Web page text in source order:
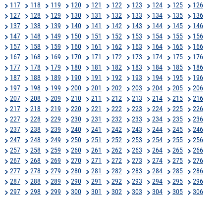
117
118 119 120 121 122 123 124 125
126
127
128 129 130 131 132 133 134 135
136
137
138 139 140 141 142 143 144 145
146
147
148 149 150 151 152 153 154 155
156
157
158 159 160 161 162 163 164 165
166
167
168 169 170 171 172 173 174 175
176
177
178 179 180 181 182 183 184 185
186
187
188 189 190 191 192 193 194 195
196
197
198 199 200 201 202 203 204 205
206
207
208 209 210 211 212 213 214 215
216
217
218 219 220 221 222 223 224 225
226
227
228 229 230 231 232 233 234 235
236
237
238 239 240 241 242 243 244 245
246
247
248 249 250 251 252 253 254 255
256
257
258 259 260 261 262 263 264 265
266
267
268 269 270 271 272 273 274 275
276
277
278 279 280 281 282 283 284 285
286
287
288 289 290 291 292 293 294 295
296
297
298 299 300 301 302 303 304 305
306